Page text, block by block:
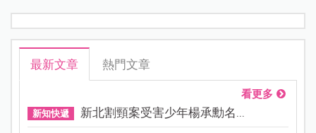
最新文章 熱門文章
看更多
新知快遞 新北割頸案受害少年楊承勳名...